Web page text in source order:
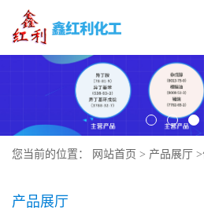
您当前的位置： 网站首页 > 产品展厅 >
产品展厅